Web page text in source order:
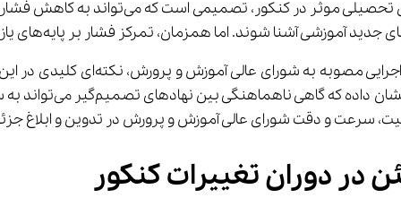
همزمان، تمرکز فشار بر پایه‌های یازدهم و دوازدهم را دوچندان می‌کند و می‌تواند به افزایش رقابت و استرس در این دو سال منجر شود.
سرعت و دقت شورای عالی آموزش و پرورش در تدوین و ابلاغ
در دوران تغییرات کنکور